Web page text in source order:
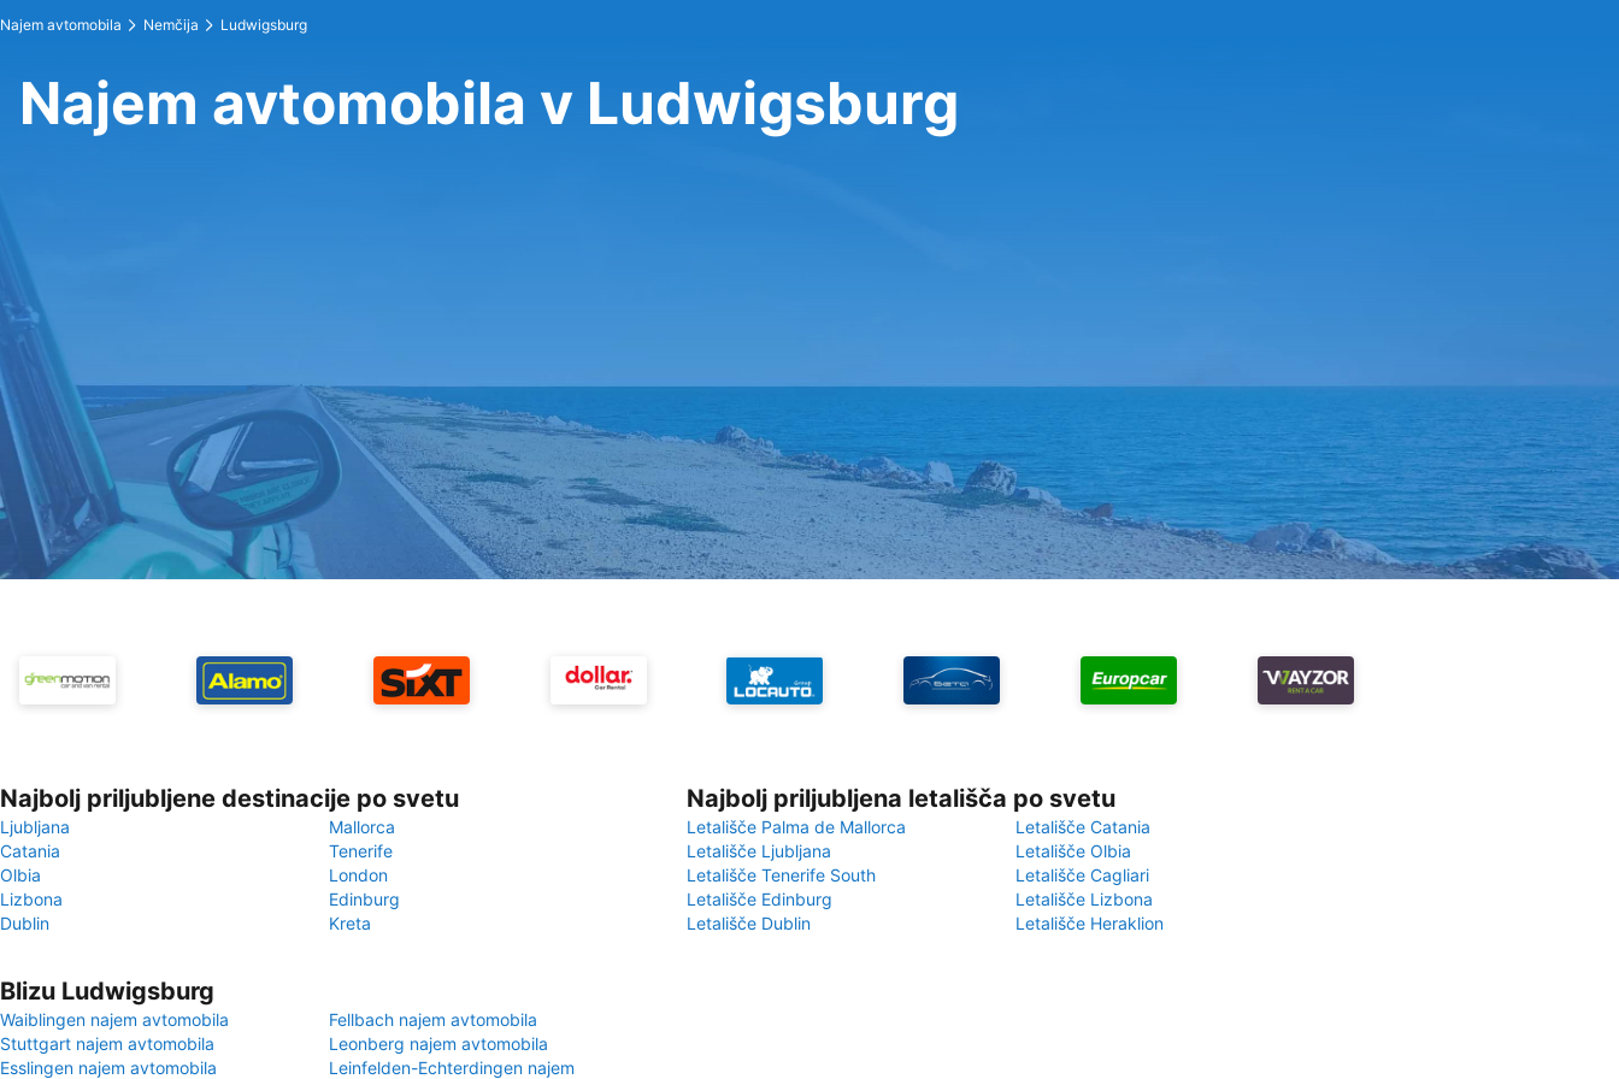
Najem avtomobila Nemčija Ludwigsburg
Najem avtomobila v Ludwigsburg
Najbolj priljubljene destinacije po svetu
Ljubljana
Mallorca
Catania
Tenerife
Olbia
London
Lizbona
Edinburg
Dublin
Kreta
Najbolj priljubljena letališča po svetu
Letališče Palma de Mallorca
Letališče Catania
Letališče Ljubljana
Letališče Olbia
Letališče Tenerife South
Letališče Cagliari
Letališče Edinburg
Letališče Lizbona
Letališče Dublin
Letališče Heraklion
Blizu Ludwigsburg
Waiblingen najem avtomobila
Fellbach najem avtomobila
Stuttgart najem avtomobila
Leonberg najem avtomobila
Esslingen najem avtomobila
Leinfelden-Echterdingen najem